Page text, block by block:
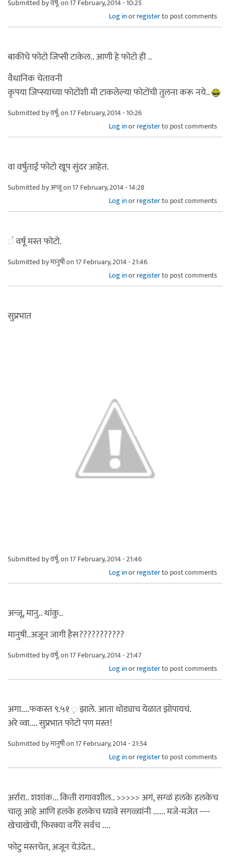
Submitted byवर्षू.on 17 February, 2014 - 10:25
Log inorregisterto post comments
बाकीचे फोटो जिप्सी टाकेल.. आणी हे फोटो ही ..
वैधानिक चेतावनी
कृपया जिप्स्याच्या फोटोंशी मी टाकलेल्या फोटोंची तुलना करू नये..
Submitted byवर्षू.on 17 February, 2014 - 10:26
Log inorregisterto post comments
वा वर्षुताई फोटो खूप सुंदर आहेत.
Submitted byअन्जूon 17 February, 2014 - 14:28
Log inorregisterto post comments
ंं वर्षू मस्त फोटो.
Submitted byमानुषीon 17 February, 2014 - 21:46
Log inorregisterto post comments
सुप्रभात
Submitted byवर्षू.on 17 February, 2014 - 21:46
Log inorregisterto post comments
अन्जू, मानु.. थांकु..
मानुषी..अजून जागी हैस???????????
Submitted byवर्षू.on 17 February, 2014 - 21:47
Log inorregisterto post comments
अगा....फकस्त ९.५१ ़ झाले. आता थोड्याच येळात झोपायचं.
अरे व्वा.... सुप्रभात फोटो पण मस्त!
Submitted byमानुषीon 17 February, 2014 - 21:54
Log inorregisterto post comments
अर्रारा.. शशांक... किती रागावशील.. >>>>> अगं, सग्ळं हलके हलकेच
चालू आहे आणि हलके हलकेच घ्यावे सगळ्यांनी ...... मजे-मजेत ----
खेचाखेची, फिरक्या वगैरे सर्वच ....
फोटु मस्तचेत, अजून येउंदेत..